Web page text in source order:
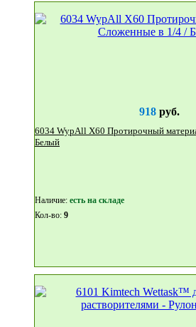
918руб.
6034 WypAll X60 Протирочный
Белый
Наличие: eсть на складе
Кол-во: 9